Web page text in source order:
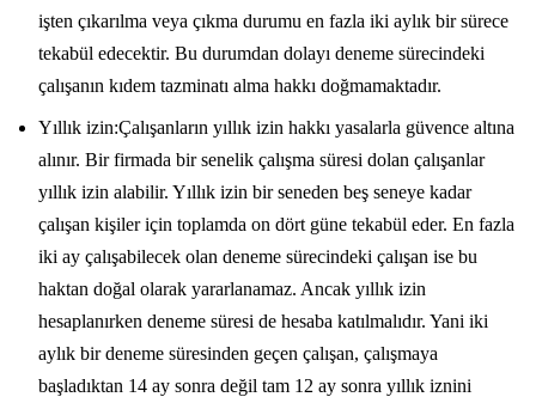
işten çıkarılma veya çıkma durumu en fazla iki aylık bir sürece
tekabül edecektir. Bu durumdan dolayı deneme sürecindeki
çalışanın kıdem tazminatı alma hakkı doğmamaktadır.
Yıllık izin:Çalışanların yıllık izin hakkı yasalarla güvence altına
alınır. Bir firmada bir senelik çalışma süresi dolan çalışanlar
yıllık izin alabilir. Yıllık izin bir seneden beş seneye kadar
çalışan kişiler için toplamda on dört güne tekabül eder. En fazla
iki ay çalışabilecek olan deneme sürecindeki çalışan ise bu
haktan doğal olarak yararlanamaz. Ancak yıllık izin
hesaplanırken deneme süresi de hesaba katılmalıdır. Yani iki
aylık bir deneme süresinden geçen çalışan, çalışmaya
başladıktan 14 ay sonra değil tam 12 ay sonra yıllık iznini